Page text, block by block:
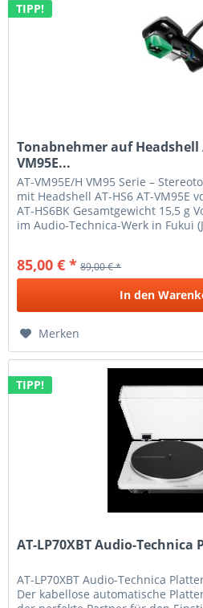
TIPP!
Tonabnehmer auf Headshell
VM95E...
AT-VM95E/H VM95 Serie –
mit Headshell AT-HS6 AT-VM95E
AT-HS6BK Gesamtgewicht 15,5 g
im Audio-Technica-Werk in Fukui
85,00 € * 89,00 € *
In den
Merken
TIPP!
AT-LP70XBT Audio-
AT-LP70XBT Audio-Technica
Der kabellose automatische